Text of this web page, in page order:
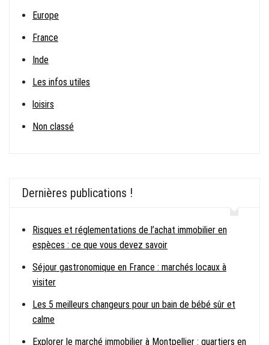
Europe
France
Inde
Les infos utiles
loisirs
Non classé
Dernières publications !
Risques et réglementations de l’achat immobilier en
espèces : ce que vous devez savoir
Séjour gastronomique en France : marchés locaux à
visiter
Les 5 meilleurs changeurs pour un bain de bébé sûr et
calme
Explorer le marché immobilier à Montpellier : quartiers en